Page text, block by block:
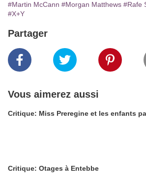
#Martin McCann #Morgan Matthews #Rafe
#X+Y
Partager
Vous aimerez aussi
Critique: Miss Preregine et les enfants
Critique: Otages à Entebbe